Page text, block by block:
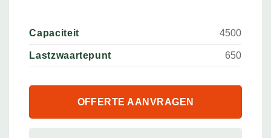
Capaciteit 4500
Lastzwaartepunt 650
OFFERTE AANVRAGEN